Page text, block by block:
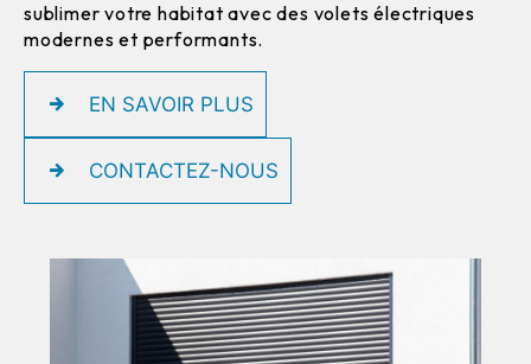
sublimer votre habitat avec des volets électriques
modernes et performants.
EN SAVOIR PLUS
CONTACTEZ-NOUS